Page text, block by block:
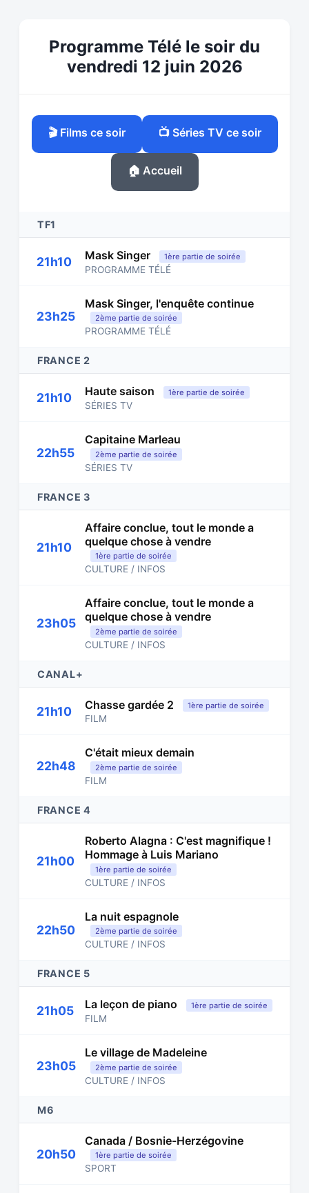
Programme Télé le soir du
vendredi 12 juin 2026
🎬 Films ce soir 📺 Séries TV ce soir
🏠 Accueil
TF1
21h10 Mask Singer 1ère partie de soirée
PROGRAMME TÉLÉ
23h25
Mask Singer, l'enquête continue
2ème partie de soirée
PROGRAMME TÉLÉ
FRANCE 2
21h10 Haute saison 1ère partie de soirée
SÉRIES TV
22h55
Capitaine Marleau
2ème partie de soirée
SÉRIES TV
FRANCE 3
21h10
Affaire conclue, tout le monde a
quelque chose à vendre
1ère partie de soirée
CULTURE / INFOS
23h05
Affaire conclue, tout le monde a
quelque chose à vendre
2ème partie de soirée
CULTURE / INFOS
CANAL+
21h10 Chasse gardée 2 1ère partie de soirée
FILM
22h48
C'était mieux demain
2ème partie de soirée
FILM
FRANCE 4
21h00
Roberto Alagna : C'est magnifique !
Hommage à Luis Mariano
1ère partie de soirée
CULTURE / INFOS
22h50
La nuit espagnole
2ème partie de soirée
CULTURE / INFOS
FRANCE 5
21h05 La leçon de piano 1ère partie de soirée
FILM
23h05
Le village de Madeleine
2ème partie de soirée
CULTURE / INFOS
M6
20h50
Canada / Bosnie-Herzégovine
1ère partie de soirée
SPORT